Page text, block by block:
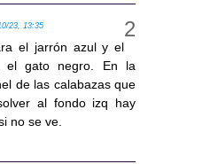
23, 13:35
el jarrón azul y el
el gato negro. En la
de las calabazas que
al fondo izq hay
no se ve.